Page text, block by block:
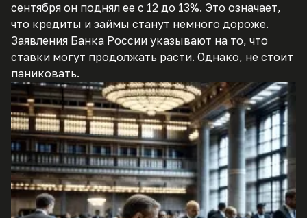
сентября он поднял ее с 12 до 13%. Это означает,
что кредиты и займы станут немного дороже.
Заявления Банка России указывают на то, что
ставки могут продолжать расти. Однако, не стоит
паниковать.